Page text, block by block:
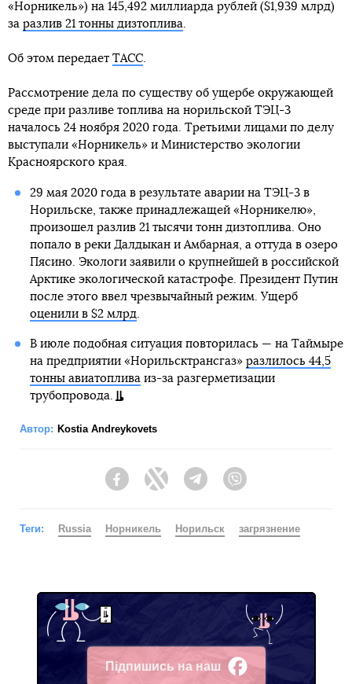
«Норникель») на 145,492 миллиарда рублей ($1,939 млрд)
за разлив 21 тонны дизтоплива.
Об этом передает ТАСС.
Рассмотрение дела по существу об ущербе окружающей
среде при разливе топлива на норильской ТЭЦ-3
началось 24 ноября 2020 года. Третьими лицами по делу
выступали «Норникель» и Министерство экологии
Красноярского края.
29 мая 2020 года в результате аварии на ТЭЦ-3 в
Норильске, также принадлежащей «Норникелю»,
произошел разлив 21 тысячи тонн дизтоплива. Оно
попало в реки Далдыкан и Амбарная, а оттуда в озеро
Пясино. Экологи заявили о крупнейшей в российской
Арктике экологической катастрофе. Президент Путин
после этого ввел чрезвычайный режим. Ущерб
оценили в $2 млрд.
В июле подобная ситуация повторилась — на Таймыре
на предприятии «Норильсктрансгаз» разлилось 44,5
тонны авиатопливаиз-за разгерметизации
трубопровода.
Автор: Kostia Andreykovets
FacebookTwitter Telegram
Теги: Russia Норникель Норильск загрязнение
Підпишись на наш
Facebook